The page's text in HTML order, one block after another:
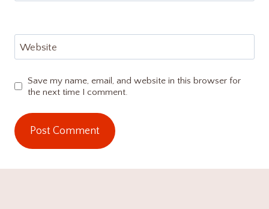
Website
Save my name, email, and website in this browser for
the next time I comment.